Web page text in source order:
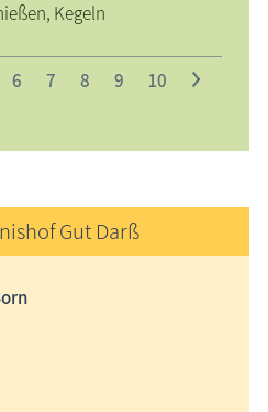
Kegeln
6 7 8 9 10 >
Gut Darß